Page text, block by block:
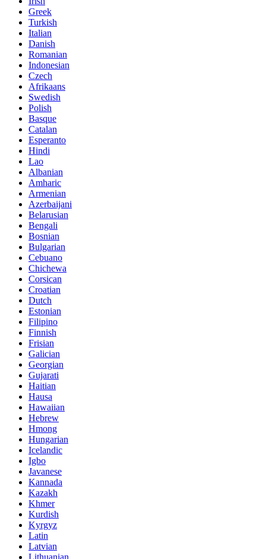
Greek
Turkish
Italian
Danish
Romanian
Indonesian
Czech
Afrikaans
Swedish
Polish
Basque
Catalan
Esperanto
Hindi
Lao
Albanian
Amharic
Armenian
Azerbaijani
Belarusian
Bengali
Bosnian
Bulgarian
Cebuano
Chichewa
Corsican
Croatian
Dutch
Estonian
Filipino
Finnish
Frisian
Galician
Georgian
Gujarati
Haitian
Hausa
Hawaiian
Hebrew
Hmong
Hungarian
Icelandic
Igbo
Javanese
Kannada
Kazakh
Khmer
Kurdish
Kyrgyz
Latin
Latvian